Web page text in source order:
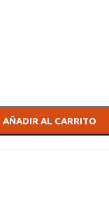
AÑADIR AL CARRITO